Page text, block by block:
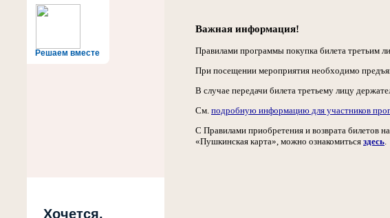
Решаем вместе
Хочется,
Важная информация!
Правилами программы покупка билета третьим
При посещении мероприятия необходимо
В случае передачи билета третьему лицу
См. подробную информацию для участников
С Правилами приобретения и возврата билетов
«Пушкинская карта», можно ознакомиться здесь